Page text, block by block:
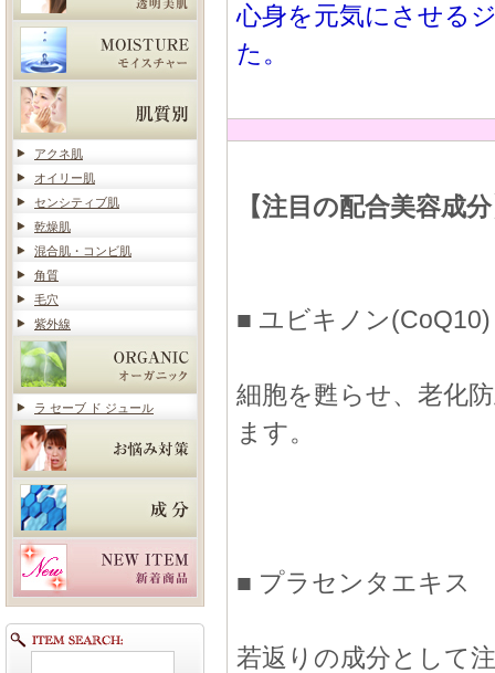
アクネ肌
オイリー肌
センシティブ肌
乾燥肌
混合肌・コンビ肌
角質
毛穴
紫外線
ラ セーブ ド ジュール
心身を元気にさせる
た。
【注目の配合美容成
■ ユビキノン(CoQ10)
細胞を甦らせ、老化
ます。
■ プラセンタエキス
若返りの成分として